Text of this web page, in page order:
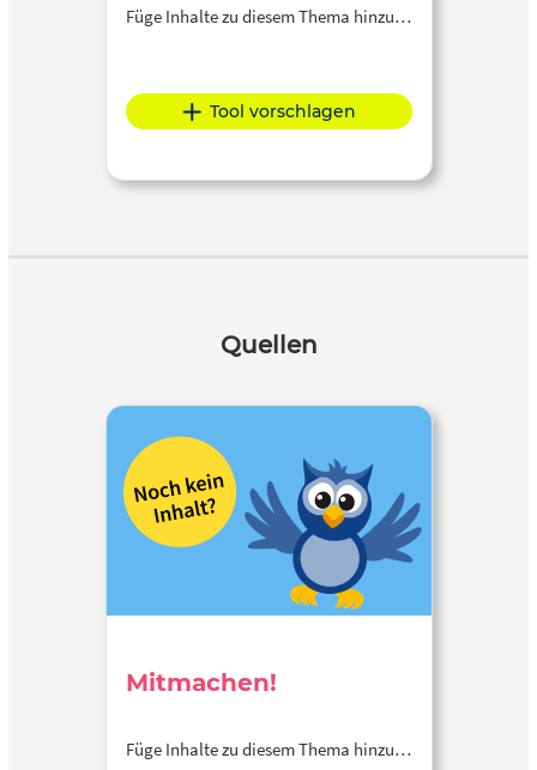
Füge Inhalte zu diesem Thema hinzu…
Tool vorschlagen
Quellen
Mitmachen!
Füge Inhalte zu diesem Thema hinzu…